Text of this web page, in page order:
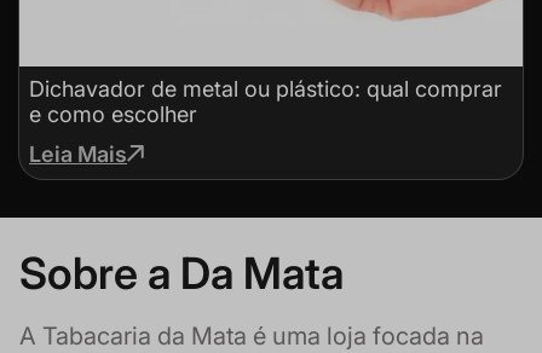
Dichavador de metal ou plástico: qual comprar
e como escolher
Leia Mais
Sobre a Da Mata
A Tabacaria da Mata é uma loja focada na